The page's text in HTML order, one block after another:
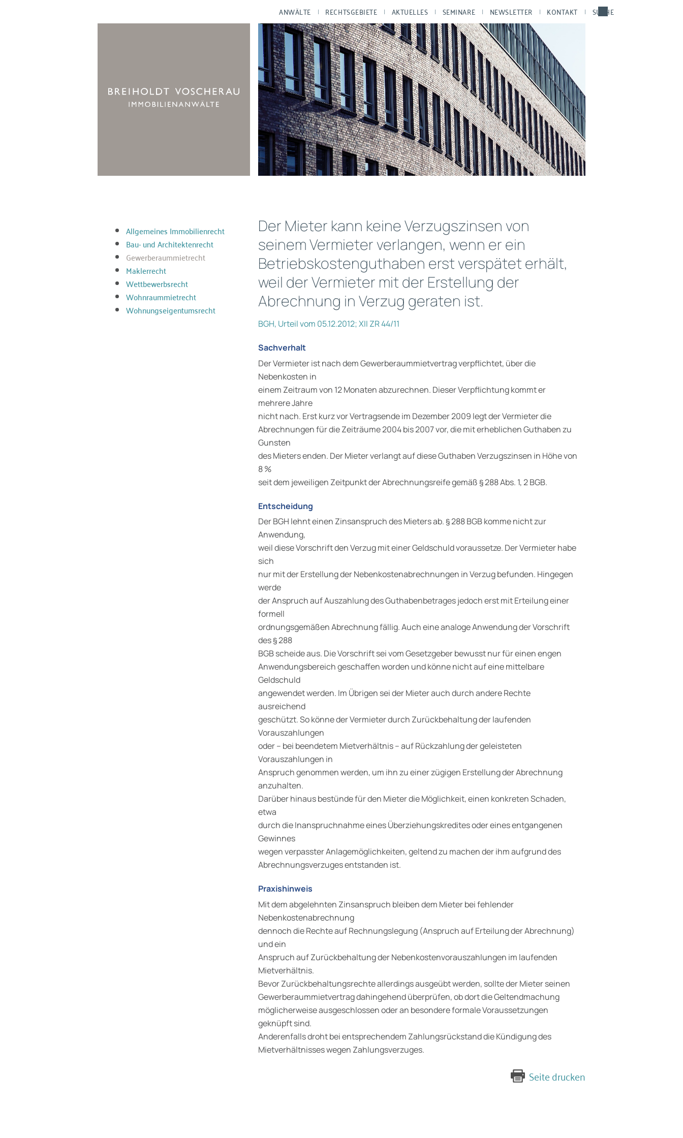
ANWÄLTE RECHTSGEBIETE AKTUELLES SEMINARE NEWSLETTER KONTAKT SUCHE
Allgemeines Immobilienrecht
Bau- und Architektenrecht
Gewerberaummietrecht
Maklerrecht
Wettbewerbsrecht
Wohnraummietrecht
Wohnungseigentumsrecht
Der Mieter kann keine Verzugszinsen von
seinem Vermieter verlangen, wenn er ein
Betriebskostenguthaben erst verspätet erhält,
weil der Vermieter mit der Erstellung der
Abrechnung in Verzug geraten ist.
BGH, Urteil vom 05.12.2012; XII ZR 44/11
Sachverhalt
Der Vermieter ist nach dem Gewerberaummietvertrag verpflichtet, über die
Nebenkosten in
einem Zeitraum von 12 Monaten abzurechnen. Dieser Verpflichtung kommt er
mehrere Jahre
nicht nach. Erst kurz vor Vertragsende im Dezember 2009 legt der Vermieter die
Abrechnungen für die Zeiträume 2004 bis 2007 vor, die mit erheblichen Guthaben zu
Gunsten
des Mieters enden. Der Mieter verlangt auf diese Guthaben Verzugszinsen in Höhe von
8 %
seit dem jeweiligen Zeitpunkt der Abrechnungsreife gemäß § 288 Abs. 1, 2 BGB.
Entscheidung
Der BGH lehnt einen Zinsanspruch des Mieters ab. § 288 BGB komme nicht zur
Anwendung,
weil diese Vorschrift den Verzug mit einer Geldschuld voraussetze. Der Vermieter habe
sich
nur mit der Erstellung der Nebenkostenabrechnungen in Verzug befunden. Hingegen
werde
der Anspruch auf Auszahlung des Guthabenbetrages jedoch erst mit Erteilung einer
formell
ordnungsgemäßen Abrechnung fällig. Auch eine analoge Anwendung der Vorschrift
des § 288
BGB scheide aus. Die Vorschrift sei vom Gesetzgeber bewusst nur für einen engen
Anwendungsbereich geschaffen worden und könne nicht auf eine mittelbare
Geldschuld
angewendet werden. Im Übrigen sei der Mieter auch durch andere Rechte
ausreichend
geschützt. So könne der Vermieter durch Zurückbehaltung der laufenden
Vorauszahlungen
oder – bei beendetem Mietverhältnis – auf Rückzahlung der geleisteten
Vorauszahlungen in
Anspruch genommen werden, um ihn zu einer zügigen Erstellung der Abrechnung
anzuhalten.
Darüber hinaus bestünde für den Mieter die Möglichkeit, einen konkreten Schaden,
etwa
durch die Inanspruchnahme eines Überziehungskredites oder eines entgangenen
Gewinnes
wegen verpasster Anlagemöglichkeiten, geltend zu machen der ihm aufgrund des
Abrechnungsverzuges entstanden ist.
Praxishinweis
Mit dem abgelehnten Zinsanspruch bleiben dem Mieter bei fehlender
Nebenkostenabrechnung
dennoch die Rechte auf Rechnungslegung (Anspruch auf Erteilung der Abrechnung)
und ein
Anspruch auf Zurückbehaltung der Nebenkostenvorauszahlungen im laufenden
Mietverhältnis.
Bevor Zurückbehaltungsrechte allerdings ausgeübt werden, sollte der Mieter seinen
Gewerberaummietvertrag dahingehend überprüfen, ob dort die Geltendmachung
möglicherweise ausgeschlossen oder an besondere formale Voraussetzungen
geknüpft sind.
Anderenfalls droht bei entsprechendem Zahlungsrückstand die Kündigung des
Mietverhältnisses wegen Zahlungsverzuges.
Seite drucken